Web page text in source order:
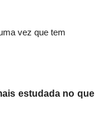
vez que tem
estudada no que